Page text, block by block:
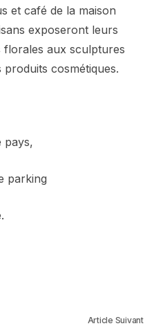
et café de la maison
exposeront leurs
florales aux sculptures
cosmétiques.
pays,
parking
Article Suivant